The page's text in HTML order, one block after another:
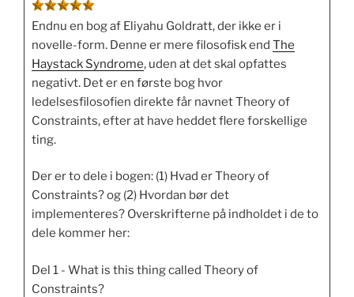
Endnu en bog af Eliyahu Goldratt, der ikke er i
novelle-form. Denne er mere filosofisk endThe
Haystack Syndrome, uden at det skal opfattes
negativt. Det er en første bog hvor
ledelsesfilosofien direkte får navnet Theory of
Constraints, efter at have heddet flere forskellige
ting.
Der er to dele i bogen: (1) Hvad er Theory of
Constraints? og (2) Hvordan bør det
implementeres? Overskrifterne på indholdet i de to
dele kommer her:
Del 1 - What is this thing called Theory of
Constraints?